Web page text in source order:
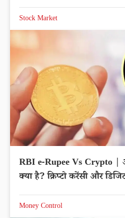
Stock Market
RBI e-Rupee Vs Crypto |
क्या है? क्रिप्टो करेंसी और
Money Control